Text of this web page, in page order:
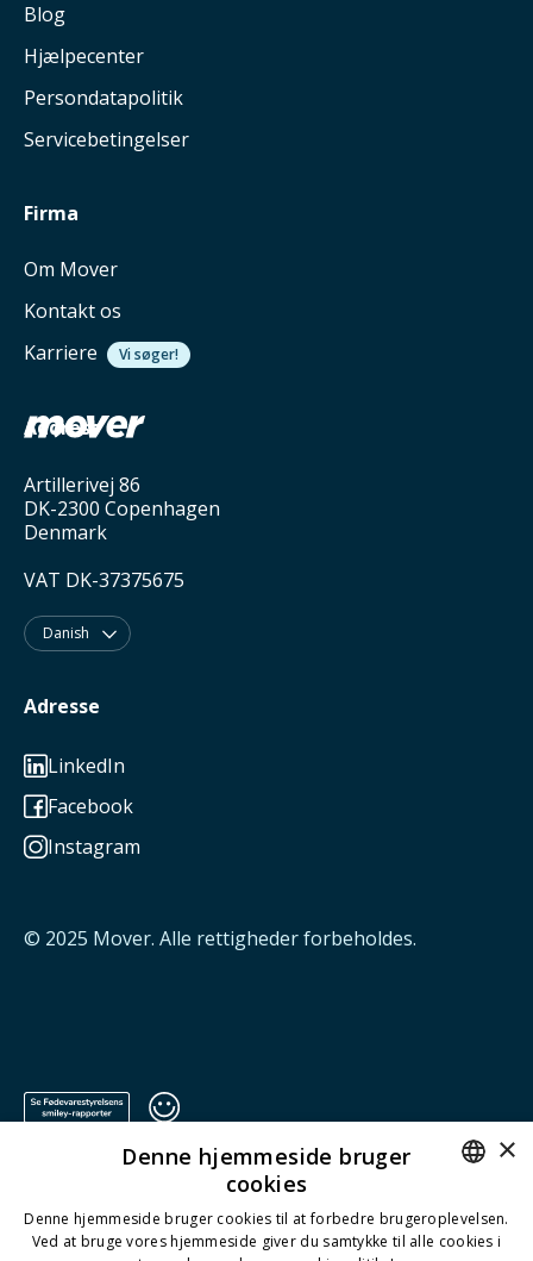
Address
Artillerivej 86
DK-2300 Copenhagen
Denmark
VAT DK-37375675
Danish 
Blog
Hjælpecenter
Persondatapolitik
Servicebetingelser
Firma
Om Mover
Kontakt os
Karriere
Vi søger!
Adresse
 LinkedIn
 Facebook
Instagram
© 2025 Mover. Alle rettigheder forbeholdes.
ENGLISH
×
Denne hjemmeside bruger
cookies
Denne hjemmeside bruger cookies til at forbedre brugeroplevelsen.
Ved at bruge vores hjemmeside giver du samtykke til alle cookies i